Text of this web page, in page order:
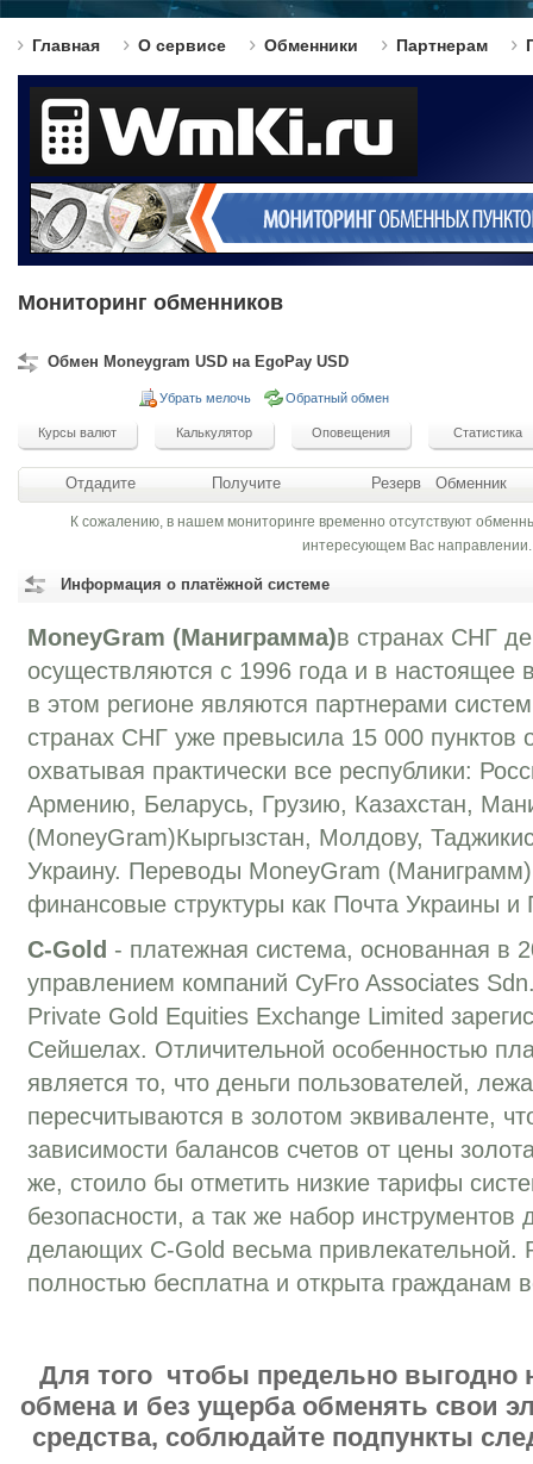
Главная О сервисе Обменники Партнерам
Мониторинг обменников
Обмен Moneygram USD на EgoPay USD
Убрать мелочь Обратный обмен
Отдадите Получите Резерв Обменник
К сожалению, в нашем мониторинге временно отсутствуют
интересующем Вас направлении.
Информация о платёжной системе
MoneyGram (Маниграмма)в странах СНГ
осуществляются с 1996 года и в настоящее
в этом регионе являются партнерами
странах СНГ уже превысила 15 000 пунктов
охватывая практически все республики:
Армению, Беларусь, Грузию, Казахстан,
(MoneyGram)Кыргызстан, Молдову,
Украину. Переводы MoneyGram
финансовые структуры как Почта Украины
C-Gold - платежная система, основанная в
управлением компаний CyFro Associates
Private Gold Equities Exchange Limited
Сейшелах. Отличительной особенностью
является то, что деньги пользователей,
пересчитываются в золотом эквиваленте,
зависимости балансов счетов от цены
же, стоило бы отметить низкие тарифы
безопасности, а так же набор
делающих C-Gold весьма привлекательной.
полностью бесплатна и открыта гражданам
Для того чтобы предельно выгодно
обмена и без ущерба обменять свои
средства, соблюдайте подпункты